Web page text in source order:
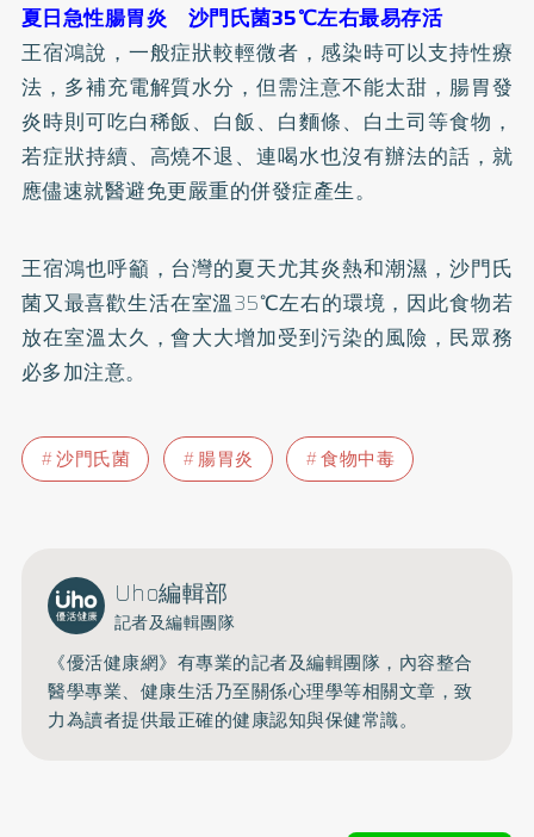
夏日急性腸胃炎 沙門氏菌35℃左右最易存活
王宿鴻說，一般症狀較輕微者，感染時可以支持性療
法，多補充電解質水分，但需注意不能太甜，腸胃發
炎時則可吃白稀飯、白飯、白麵條、白土司等食物，
若症狀持續、高燒不退、連喝水也沒有辦法的話，就
應儘速就醫避免更嚴重的併發症產生。
王宿鴻也呼籲，台灣的夏天尤其炎熱和潮濕，沙門氏
菌又最喜歡生活在室溫35℃左右的環境，因此食物若
放在室溫太久，會大大增加受到污染的風險，民眾務
必多加注意。
沙門氏菌 腸胃炎 食物中毒
Uho編輯部
記者及編輯團隊
《優活健康網》有專業的記者及編輯團隊，內容整合
醫學專業、健康生活乃至關係心理學等相關文章，致
力為讀者提供最正確的健康認知與保健常識。